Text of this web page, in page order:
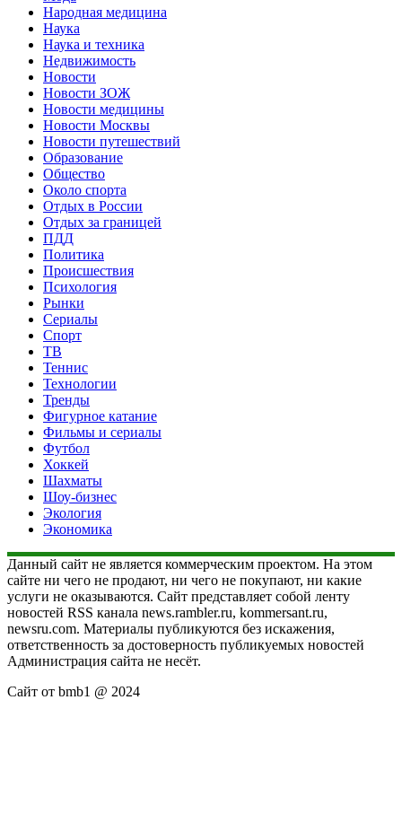
Народная медицина
Наука
Наука и техника
Недвижимость
Новости
Новости ЗОЖ
Новости медицины
Новости Москвы
Новости путешествий
Образование
Общество
Около спорта
Отдых в России
Отдых за границей
ПДД
Политика
Происшествия
Психология
Рынки
Сериалы
Спорт
ТВ
Теннис
Технологии
Тренды
Фигурное катание
Фильмы и сериалы
Футбол
Хоккей
Шахматы
Шоу-бизнес
Экология
Экономика
Данный сайт не является коммерческим проектом. На этом
сайте ни чего не продают, ни чего не покупают, ни какие
услуги не оказываются. Сайт представляет собой ленту
новостей RSS канала news.rambler.ru, kommersant.ru,
newsru.com. Материалы публикуются без искажения,
ответственность за достоверность публикуемых новостей
Администрация сайта не несёт.
Сайт от bmb1 @ 2024